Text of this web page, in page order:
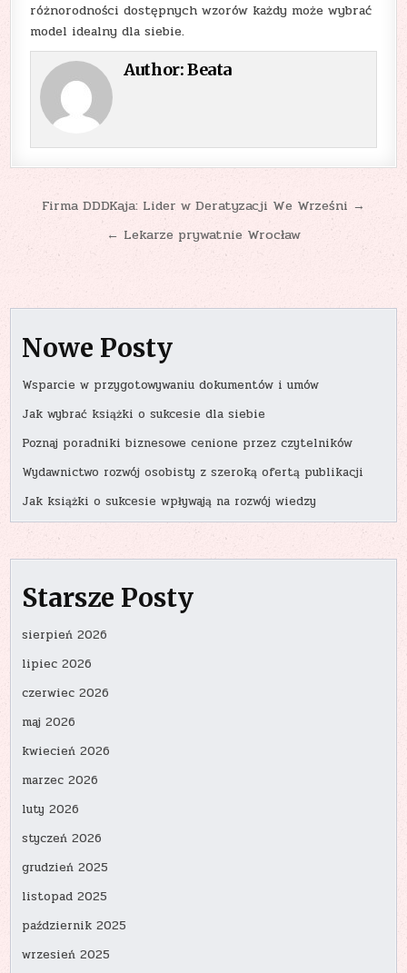
różnorodności dostępnych wzorów każdy może wybrać
model idealny dla siebie.
Author:Beata
Nawigacja
Firma DDDKaja: Lider w Deratyzacji We Wrześni →
← Lekarze prywatnie Wrocław
Nowe Posty
Wsparcie w przygotowywaniu dokumentów i umów
Jak wybrać książki o sukcesie dla siebie
Poznaj poradniki biznesowe cenione przez czytelników
Wydawnictwo rozwój osobisty z szeroką ofertą publikacji
Jak książki o sukcesie wpływają na rozwój wiedzy
Starsze Posty
sierpień 2026
lipiec 2026
czerwiec 2026
maj 2026
kwiecień 2026
marzec 2026
luty 2026
styczeń 2026
grudzień 2025
listopad 2025
październik 2025
wrzesień 2025